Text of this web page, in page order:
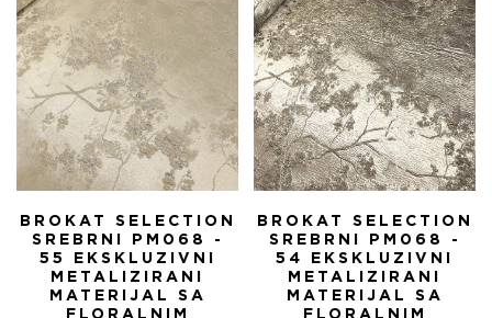
BROKAT SELECTION
SREBRNI PM068 -
55 EKSKLUZIVNI
METALIZIRANI
MATERIJAL SA
FLORALNIM
BROKAT SELECTION
SREBRNI PM068 -
54 EKSKLUZIVNI
METALIZIRANI
MATERIJAL SA
FLORALNIM